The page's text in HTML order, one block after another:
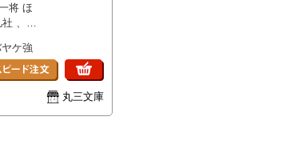
将 ほ
ケ強
丸三文庫